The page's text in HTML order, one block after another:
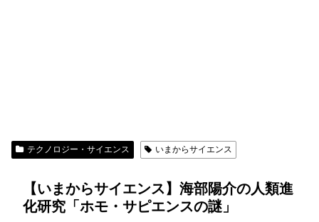
テクノロジー・サイエンス いまからサイエンス
【いまからサイエンス】海部陽介の人類進
化研究「ホモ・サピエンスの謎」